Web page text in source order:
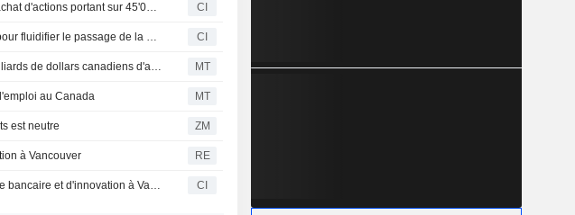
Royal Bank of Canada (TSX:RY) annonce un rachat d'actions portant sur 45'000'000 de titres, soit 3.24% de son capital-actions émis. CI
FreshBooks et Ownr annoncent un partenariat pour fluidifier le passage de la constitution en société à la gestion financière des entrepreneurs canadiens CI
RBC Investor Services (RBCIS) atteint 3 100 milliards de dollars canadiens d'actifs sous administration au T2 2026, en hausse de 15% sur un an MT
au Canada MT
est neutre ZM
à Vancouver RE
La Banque Royale du Canada renforce son pôle bancaire et d'innovation à Vancouver CI